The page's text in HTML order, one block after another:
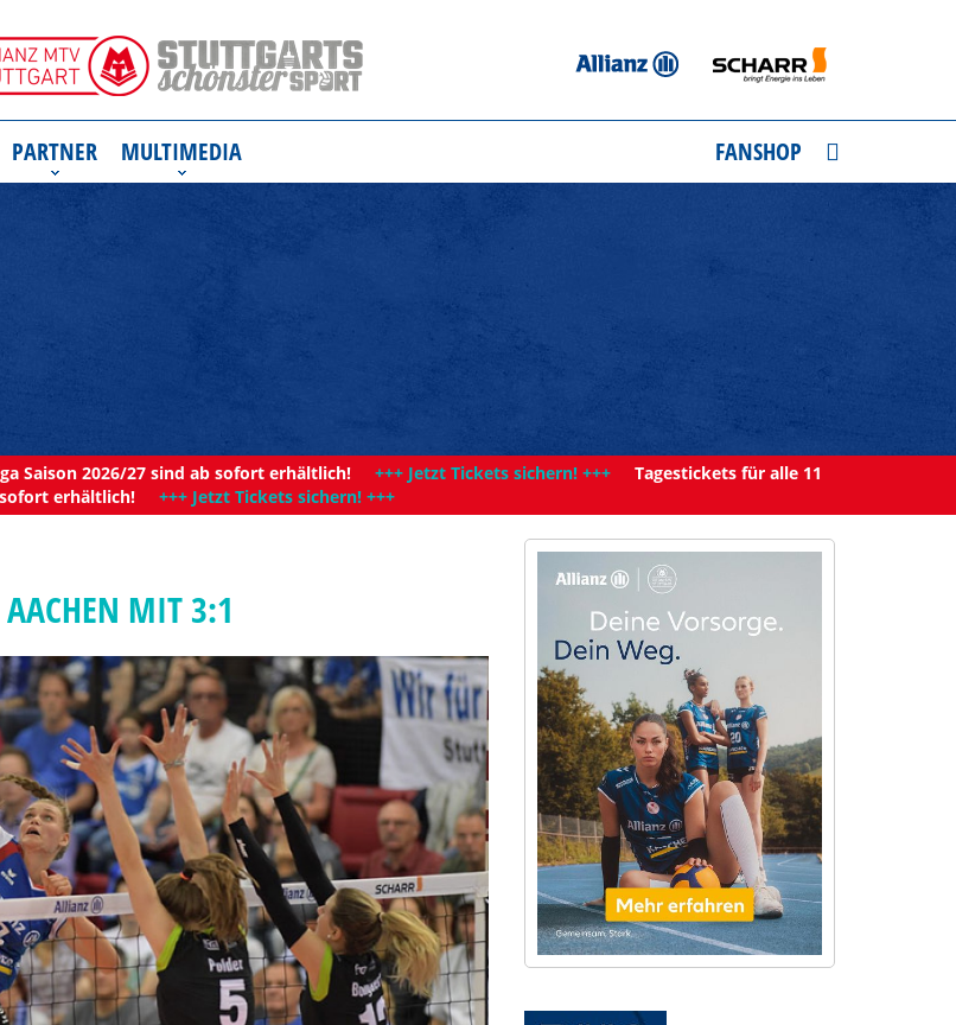
PARTNER MULTIMEDIA FANSHOP
Saison 2026/27 sind ab sofort erhältlich! +++ Jetzt Tickets sichern! +++ Tagestickets für alle 11
sofort erhältlich! +++ Jetzt Tickets sichern! +++
AACHEN MIT 3:1